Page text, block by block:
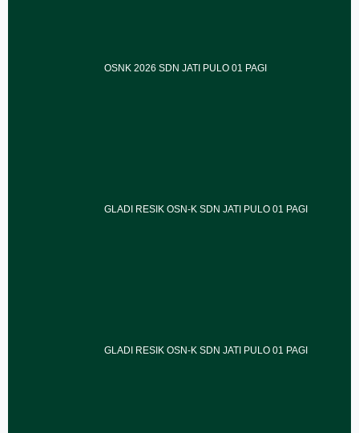
OSNK 2026 SDN JATI PULO 01 PAGI
GLADI RESIK OSN-K SDN JATI PULO 01 PAGI
GLADI RESIK OSN-K SDN JATI PULO 01 PAGI